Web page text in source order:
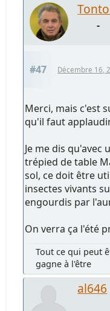
-
#47 Décembre 16,
Merci, mais c'est
qu'il faut
Je me dis qu'avec
trépied de table
sol, ce doit être
insectes vivants
engourdis par
On verra ça l'été
Tout ce qui peut
gagne à l'être
al646